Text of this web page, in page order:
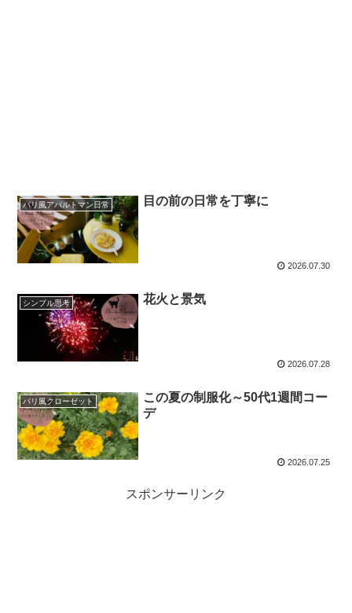
パリ風アパルトマン日常 目の前の日常を丁寧に
2026.07.30
シンプル思考 花火と景気
2026.07.28
パリ風クローゼット
この夏の制服化～50代1週間コー
デ
2026.07.25
スポンサーリンク